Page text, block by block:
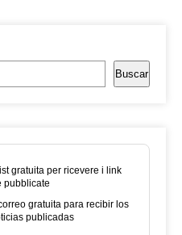
Buscar
gratuita per ricevere i link
pubblicate
gratuita para recibir los
publicadas